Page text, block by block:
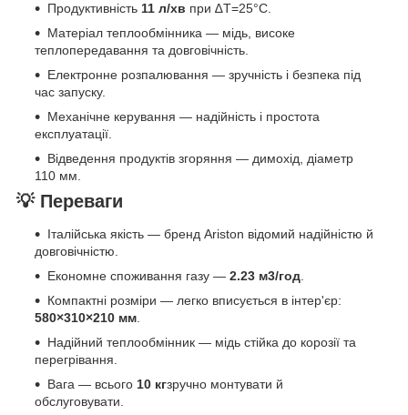
Продуктивність 11 л/хв при ∆T=25°C.
Матеріал теплообмінника — мідь, високе
теплопередавання та довговічність.
Електронне розпалювання — зручність і безпека під
час запуску.
Механічне керування — надійність і простота
експлуатації.
Відведення продуктів згоряння — димохід, діаметр
110 мм.
💡 Переваги
Італійська якість — бренд Ariston відомий надійністю й
довговічністю.
Економне споживання газу — 2.23 м3/год
Компактні розміри — легко вписується в інтер'єр:
580×310×210 мм
Надійний теплообмінник — мідь стійка до корозії та
перегрівання.
Вага — всього 10 кгзручно монтувати й
обслуговувати.